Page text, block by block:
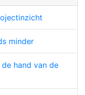
minder
hand van de